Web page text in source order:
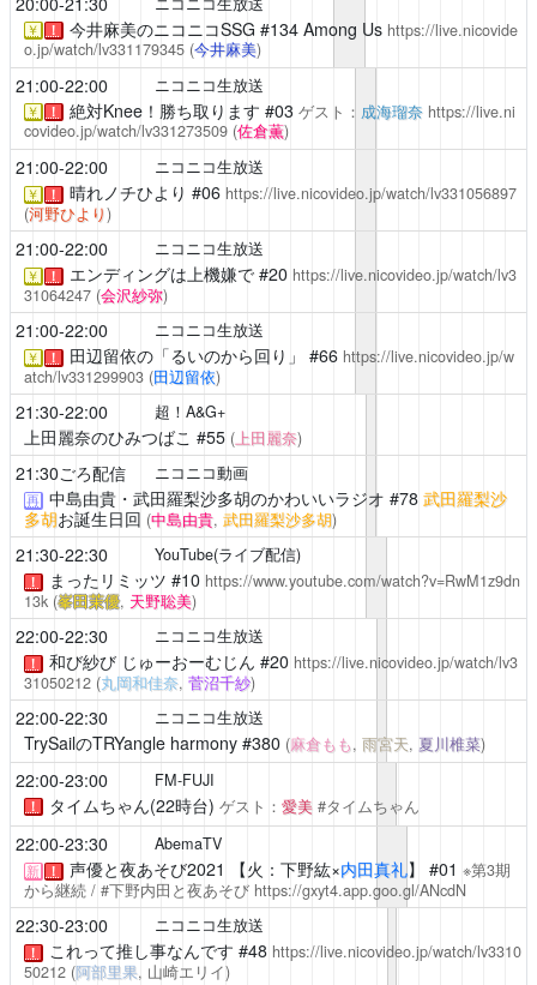
￥ ！ 今井麻美のニコニコSSG #134 Among Us https://live.nicovide
o.jp/watch/lv331179345 (今井麻美)
21:00-22:00 ニコニコ生放送
￥ ！ 絶対Knee！勝ち取ります #03 ゲスト： 成海瑠奈 https://live.ni
covideo.jp/watch/lv331273509 (佐倉薫)
21:00-22:00 ニコニコ生放送
￥ ！ 晴れノチひより #06 https://live.nicovideo.jp/watch/lv331056897
(河野ひより)
21:00-22:00 ニコニコ生放送
￥ ！ エンディングは上機嫌で#20 https://live.nicovideo.jp/watch/lv3
31064247 (会沢紗弥)
21:00-22:00 ニコニコ生放送
￥ ！ 田辺留依の「るいのから回り」 #66 https://live.nicovideo.jp/w
atch/lv331299903 (田辺留依)
21:30-22:00 超！A&G+
上田麗奈のひみつばこ #55 (上田麗奈)
21:30ごろ配信 ニコニコ動画
再 中島由貴・武田羅梨沙多胡のかわいいラジオ #78 武田羅梨沙
多胡お誕生日回 (中島由貴, 武田羅梨沙多胡)
21:30-22:30 YouTube(ライブ配信)
！ まったリミッツ #10 https://www.youtube.com/watch?v=RwM1z9dn
13k (峯田茉優, 天野聡美)
22:00-22:30 ニコニコ生放送
！ 和び紗び じゅーおーむじん #20 https://live.nicovideo.jp/watch/lv3
31050212 (丸岡和佳奈, 菅沼千紗)
22:00-22:30 ニコニコ生放送
TrySailのTRYangle harmony#380 (麻倉もも, 雨宮天, 夏川椎菜)
22:00-23:00 FM-FUJI
！ タイムちゃん(22時台) ゲスト： 愛美#タイムちゃん
22:00-23:30 AbemaTV
新 ！ 声優と夜あそび2021 【火：下野紘×内田真礼】 #01 ※第3期
から継続 / #下野内田と夜あそび https://gxyt4.app.goo.gl/ANcdN
22:30-23:00 ニコニコ生放送
！ これって推し事なんです #48 https://live.nicovideo.jp/watch/lv3310
50212 (阿部里果, 山崎エリイ)